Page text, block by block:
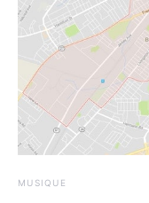
MUSIQUE